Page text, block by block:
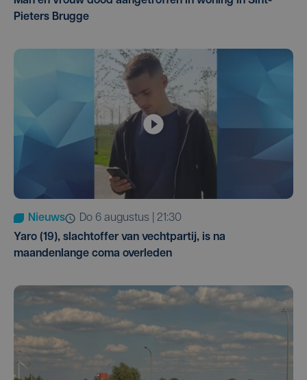
Pieters Brugge
Nieuws
do 6 augustus | 21:30
Yaro (19), slachtoffer van vechtpartij, is na
maandenlange coma overleden